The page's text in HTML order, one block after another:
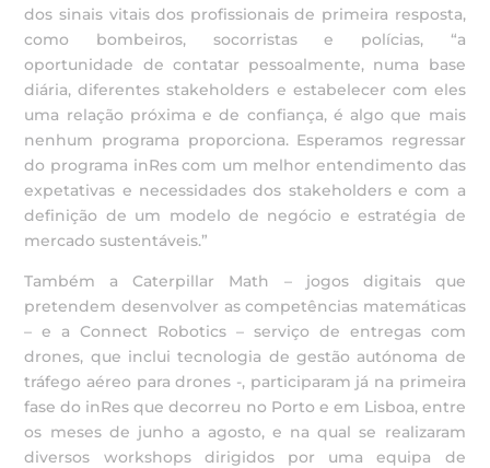
dos sinais vitais dos profissionais de primeira resposta,
como bombeiros, socorristas e polícias, “a
oportunidade de contatar pessoalmente, numa base
diária, diferentes stakeholders e estabelecer com eles
uma relação próxima e de confiança, é algo que mais
nenhum programa proporciona. Esperamos regressar
do programa inRes com um melhor entendimento das
expetativas e necessidades dos stakeholders e com a
definição de um modelo de negócio e estratégia de
mercado sustentáveis.”
Também a Caterpillar Math – jogos digitais que
pretendem desenvolver as competências matemáticas
– e a Connect Robotics – serviço de entregas com
drones, que inclui tecnologia de gestão autónoma de
tráfego aéreo para drones -, participaram já na primeira
fase do inRes que decorreu no Porto e em Lisboa, entre
os meses de junho a agosto, e na qual se realizaram
diversos workshops dirigidos por uma equipa de